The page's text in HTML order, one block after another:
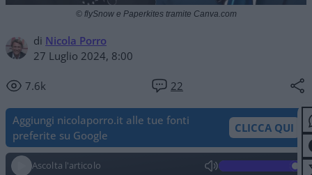
di Nicola Porro
27 Luglio 2024, 8:00
7.6k 22
© flySnow e Paperkites tramite Canva.com
Aggiungi nicolaporro.it alle tue fonti
preferite su Google
CLICCA QUI
Ascolta l'articolo